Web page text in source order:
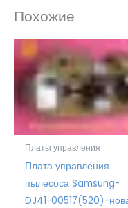
Похожие
Платы управления
Плата управления
пылесоса Samsung-
DJ41-00517(520)-